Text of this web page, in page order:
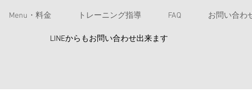
Menu・料金 トレーニング指導 FAQ お問い合わ
​LINEからもお問い合わせ出来ます